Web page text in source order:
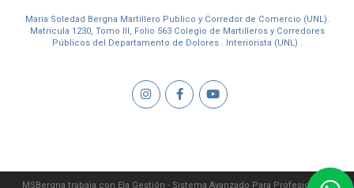
Maria Soledad Bergna Martillero Publico y Corredor de Comercio (UNL).
Matricula 1230, Tomo III, Folio 563 Colegio de Martilleros y Corredores
Públicos del Departamento de Dolores . Interiorista (UNL) .
MSBergna trabaja con Ela Gestión - Sistema Avanzado Para Profesionales